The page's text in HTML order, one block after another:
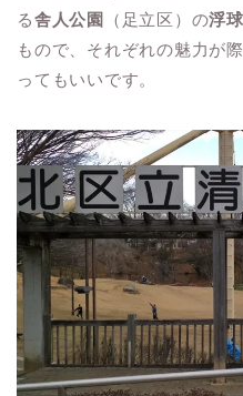
る舎人公園 （足立区）の浮
もので、それぞれの魅力が
ってもいいです。